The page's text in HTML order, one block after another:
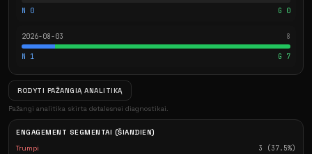
N 0 G 0
2026-08-03 8
N 1 G 7
RODYTI PAŽANGIĄ ANALITIKĄ
Pažangi analitika skirta detalesnei diagnostikai.
ENGAGEMENT SEGMENTAI (ŠIANDIEN)
Trumpi
3 (37.5%)